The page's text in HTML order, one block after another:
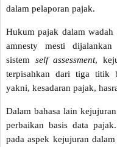
dalam pelaporan pajak.
Hukum pajak dalam
amnesty mesti
sistem self assessment,
terpisahkan dari tiga titik
yakni, kesadaran pajak,
Dalam bahasa lain
perbaikan basis data
pada aspek kejujuran